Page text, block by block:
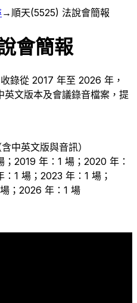
→ 順天(5525) 法說會簡報
會簡報
錄從 2017 年至 2026 年，
英文版本及會議錄音檔案，提
中英文版與音訊）
2019 年：1 場；2020 年：
1 場；2023 年：1 場；
；2026 年：1 場